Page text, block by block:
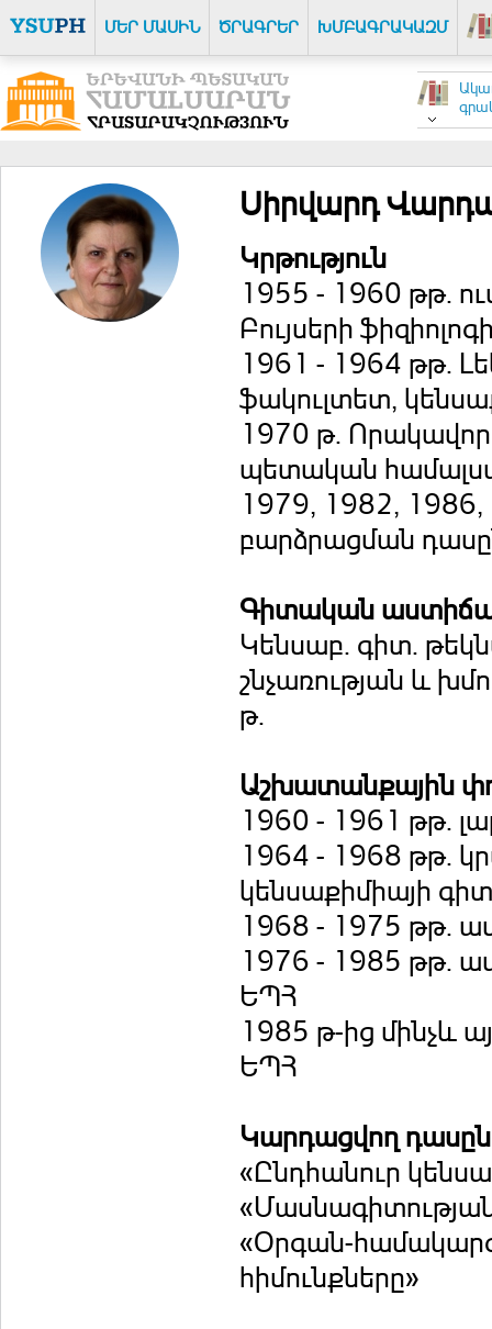
ՄԵՐ ՄԱՍԻՆ ԾՐԱԳՐԵՐ ԽՄԲԱԳՐԱԿԱԶՄ
Սիրվարդ
Կրթություն
1955 - 1960 թթ.
Բույսերի
1961 - 1964 թթ.
ֆակուլտետ,
1970 թ.
պետական
1979, 1982,
բարձրացման
Գիտական
Կենսաբ. գիտ.
շնչառության և
թ.
Աշխատանքային
1960 - 1961 թթ.
1964 - 1968 թթ.
կենսաքիմիայի
1968 - 1975 թթ.
1976 - 1985 թթ.
ԵՊՀ
1985 թ-ից մինչև
ԵՊՀ
Կարդացվող
«Ընդհանուր
«Օրգան-
հիմունքները»